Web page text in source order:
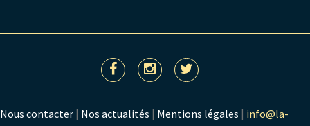
Nous contacter | Nos actualités | Mentions légales | info@la-